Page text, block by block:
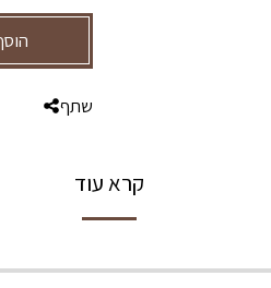
שתף
קרא עוד